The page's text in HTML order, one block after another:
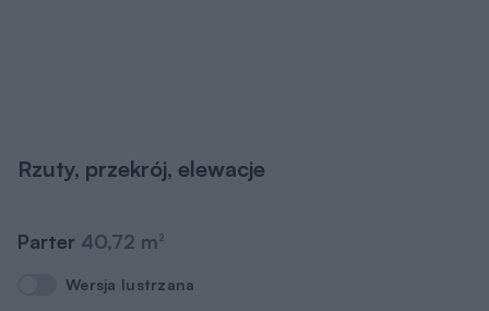
Rzuty, przekrój, elewacje
Parter 40,72 m2
Wersja lustrzana
Wersja lustrzana